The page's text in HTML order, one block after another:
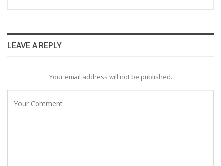
LEAVE A REPLY
Your email address will not be published.